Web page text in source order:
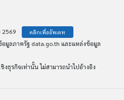
2569
คลิกเพื่ออัพเดท
มูลภาครัฐ data.go.th และแหล่งข้อมูล
งธุรกิจเท่านั้น ไม่สามารถนำไปอ้างอิง